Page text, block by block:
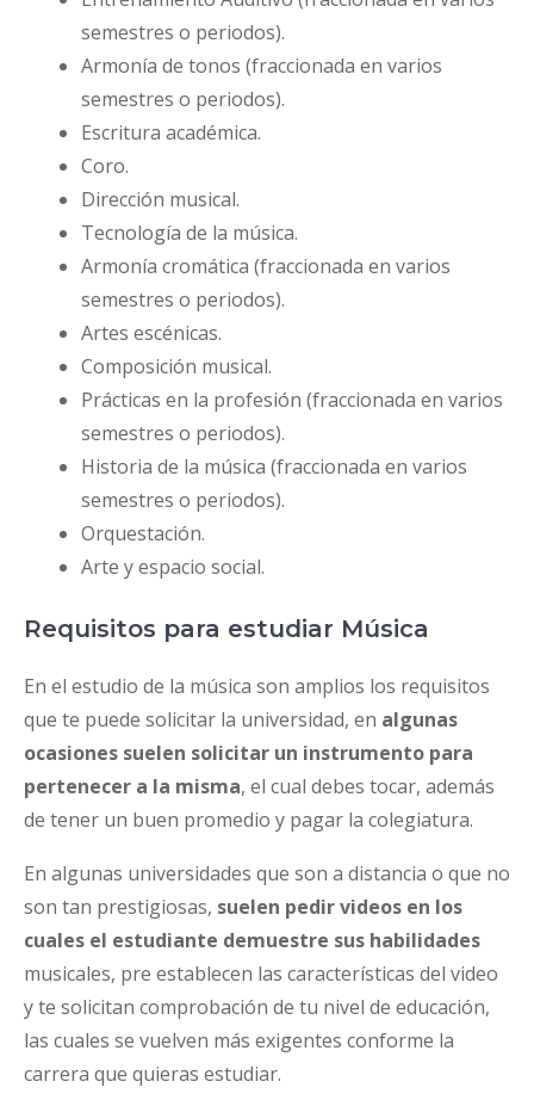
semestres o periodos).
Armonía de tonos (fraccionada en varios
semestres o periodos).
Escritura académica.
Coro.
Dirección musical.
Tecnología de la música.
Armonía cromática (fraccionada en varios
semestres o periodos).
Artes escénicas.
Composición musical.
Prácticas en la profesión (fraccionada en varios
semestres o periodos).
Historia de la música (fraccionada en varios
semestres o periodos).
Orquestación.
Arte y espacio social.
Requisitos para estudiar Música
En el estudio de la música son amplios los requisitos
que te puede solicitar la universidad, en algunas
ocasiones suelen solicitar un instrumento para
pertenecer a la misma, el cual debes tocar, además
de tener un buen promedio y pagar la colegiatura.
En algunas universidades que son a distancia o que no
son tan prestigiosas, suelen pedir videos en los
cuales el estudiante demuestre sus habilidades
musicales, pre establecen las características del video
y te solicitan comprobación de tu nivel de educación,
las cuales se vuelven más exigentes conforme la
carrera que quieras estudiar.